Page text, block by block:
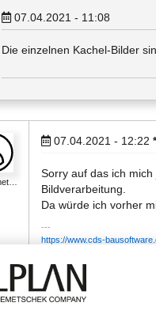
07.04.2021 - 11:08
Die einzelnen Kachel-Bilder
07.04.2021 - 12:22 *
Sorry auf das ich
Bildverarbeitung.
Da würde ich vorher
https://www.cds-
https://www.cds-ausbildung.ch